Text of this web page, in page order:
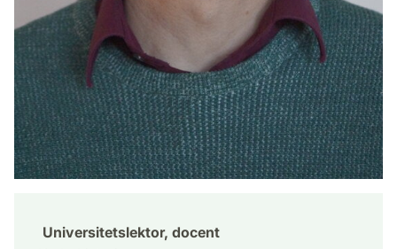
Universitetslektor, docent